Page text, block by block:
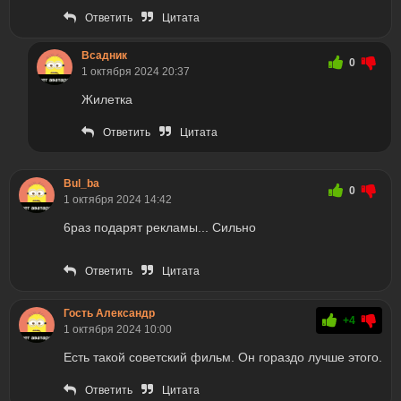
Ответить Цитата
Всадник
1 октября 2024 20:37
0
Жилетка
Ответить Цитата
Bul_ba
1 октября 2024 14:42
0
6раз подарят рекламы... Сильно
Ответить Цитата
Гость Александр
1 октября 2024 10:00
+4
Есть такой советский фильм. Он гораздо лучше этого.
Ответить Цитата